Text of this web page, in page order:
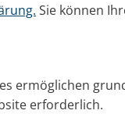
Sie können
ermöglichen
erforderlich.
März 2024
Leerhoff:
mit
verwendet